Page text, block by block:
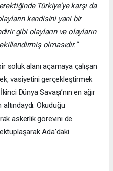
Türkiye’ye karşı da
kendisini yani bir
gibi olayların ve olayların
olmasıdır.”
soluk alanı açamaya çalışan
vasiyetini gerçekleştirmek
Dünya Savaşı’nın en ağır
Okuduğu
askerlik görevini de
Ada’daki